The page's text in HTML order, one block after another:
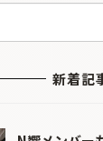
新着記